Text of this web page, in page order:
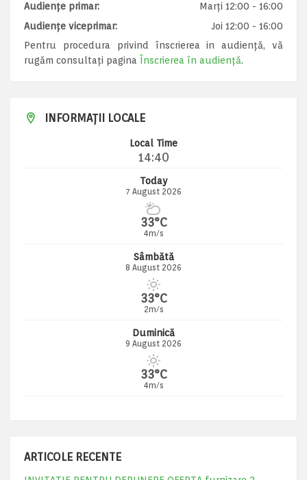
Audiențe primar:
Marți 12:00 - 16:00
Audiențe viceprimar:
Joi 12:00 - 16:00
Pentru procedura privind înscrierea in audiență, vă
rugăm consultați pagina Înscrierea în audiență.
INFORMAȚII LOCALE
Local Time
14:40
Today
7 August 2026
33°C
4m/s
Sâmbătă
8 August 2026
33°C
2m/s
Duminică
9 August 2026
33°C
4m/s
ARTICOLE RECENTE